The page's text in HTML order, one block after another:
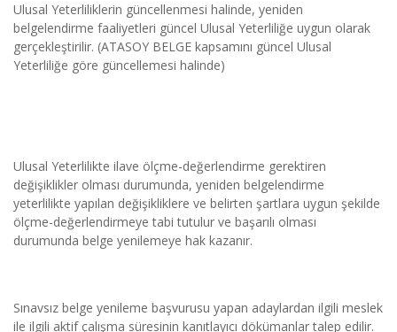
Ulusal Yeterliliklerin güncellenmesi halinde, yeniden
belgelendirme faaliyetleri güncel Ulusal Yeterliliğe uygun olarak
gerçekleştirilir. (ATASOY BELGE kapsamını güncel Ulusal
Yeterliliğe göre güncellemesi halinde)
Ulusal Yeterlilikte ilave ölçme-değerlendirme gerektiren
değişiklikler olması durumunda, yeniden belgelendirme
yeterlilikte yapılan değişikliklere ve belirten şartlara uygun şekilde
ölçme-değerlendirmeye tabi tutulur ve başarılı olması
durumunda belge yenilemeye hak kazanır.
Sınavsız belge yenileme başvurusu yapan adaylardan ilgili meslek
ile ilgili aktif çalışma süresinin kanıtlayıcı dökümanlar talep edilir.